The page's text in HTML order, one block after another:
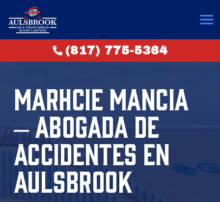
(817) 775-5364
MARHCIE MANCIA
– ABOGADA DE
ACCIDENTES EN
AULSBROOK